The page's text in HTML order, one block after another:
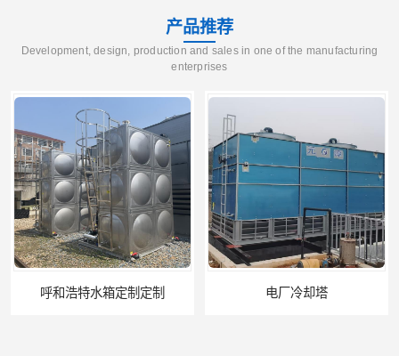
产品推荐
Development, design, production and sales in one of the manufacturing
enterprises
呼和浩特水箱定制定制 电厂冷却塔